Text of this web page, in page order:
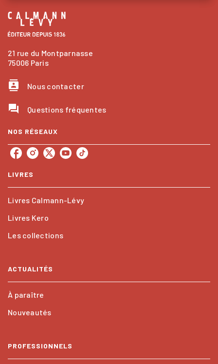
21 rue du Montparnasse
75006 Paris
contacts Nous contacter
question_answer Questions fréquentes
NOS RÉSEAUX
LIVRES
Livres Calmann-Lévy
Livres Kero
Les collections
ACTUALITÉS
À paraître
Nouveautés
PROFESSIONNELS